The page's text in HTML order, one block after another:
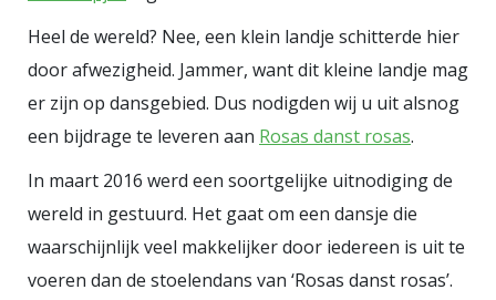
Heel de wereld? Nee, een klein landje schitterde hier
door afwezigheid. Jammer, want dit kleine landje mag
er zijn op dansgebied. Dus nodigden wij u uit alsnog
een bijdrage te leveren aan Rosas danst rosas.
In maart 2016 werd een soortgelijke uitnodiging de
wereld in gestuurd. Het gaat om een dansje die
waarschijnlijk veel makkelijker door iedereen is uit te
voeren dan de stoelendans van ‘Rosas danst rosas’.